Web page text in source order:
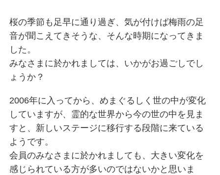
桜の季節も足早に通り過ぎ、気が付けば梅雨の足
音が聞こえてきそうな、そんな時期になってきま
した。
みなさまに於かれましては、いかがお過ごしでし
ょうか？
2006年に入ってから、めまぐるしく世の中が変化
していますが、霊的な世界から今の世の中を見ま
すと、新しいステージに移行する段階に来ている
ようです。
会員のみなさまに於かれましても、大きい変化を
感じられている方が多いのではないかと思いま